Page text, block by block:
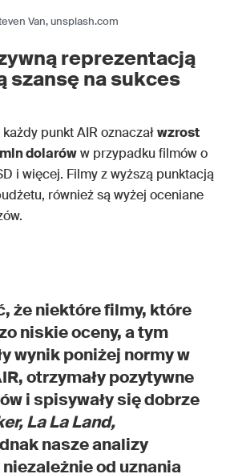
Van, unsplash.com
reprezentacją
szansę na sukces
punkt AIR oznaczałwzrost
dolaróww przypadku filmów o
i więcej. Filmy z wyższą punktacją
również są wyżej oceniane
że niektóre filmy, które
niskie oceny, a tym
wynik poniżej normy w
otrzymały pozytywne
i spisywały się dobrze
La La Land,
nasze analizy
od uznania